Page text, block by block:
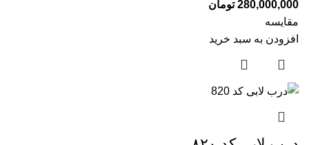
280,000,000 تومان
مقایسه
افزودن به سبد خرید